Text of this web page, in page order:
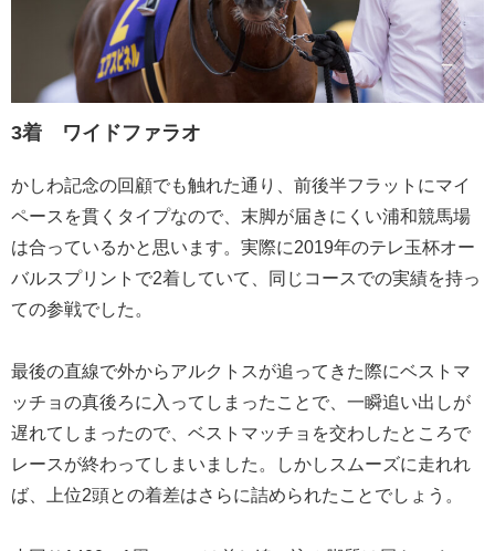
3着 ワイドファラオ
かしわ記念の回顧でも触れた通り、前後半フラットにマイ
ペースを貫くタイプなので、末脚が届きにくい浦和競馬場
は合っているかと思います。実際に2019年のテレ玉杯オー
バルスプリントで2着していて、同じコースでの実績を持っ
ての参戦でした。
最後の直線で外からアルクトスが追ってきた際にベストマ
ッチョの真後ろに入ってしまったことで、一瞬追い出しが
遅れてしまったので、ベストマッチョを交わしたところで
レースが終わってしまいました。しかしスムーズに走れれ
ば、上位2頭との着差はさらに詰められたことでしょう。